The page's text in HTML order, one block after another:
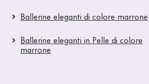
Ballerine eleganti di colore marrone
Ballerine eleganti in Pelle di colore
marrone